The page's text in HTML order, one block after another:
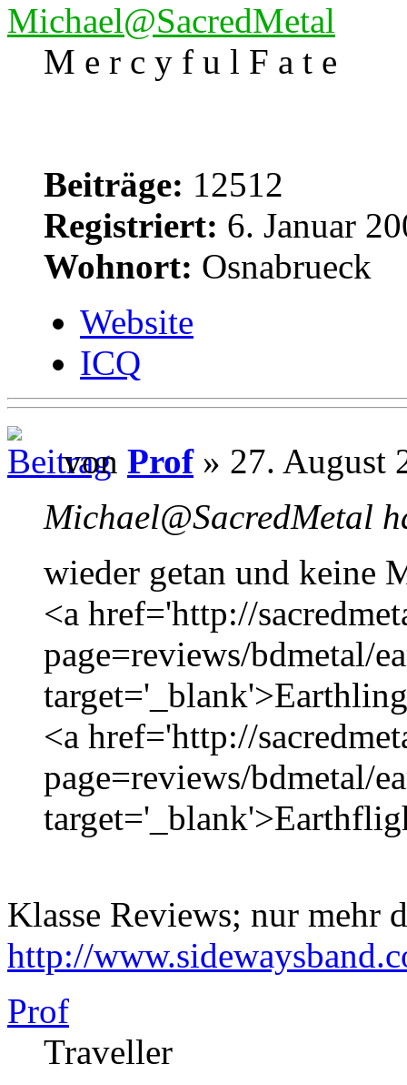
Michael@SacredMetal
M e r c y f u l F a t e
Beiträge: 12512
Registriert: 6. Januar
Wohnort: Osnabrueck
Website
ICQ
von Prof» 27. August
Michael@SacredMetal
wieder getan und keine
<a href='http://
page=reviews/bdmetal/
<a href='http://
page=reviews/bdmetal/
Klasse Reviews; nur mehr
http://
Prof
Traveller